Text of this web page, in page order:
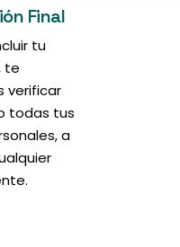
Final
tu
te
verificar
todas tus
a